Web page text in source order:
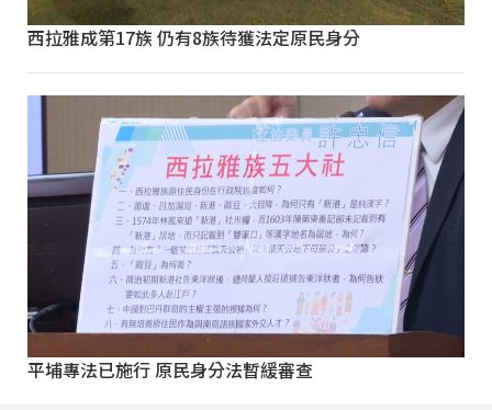
西拉雅成第17族 仍有8族待獲法定原民身分
平埔專法已施行 原民身分法暫緩審查